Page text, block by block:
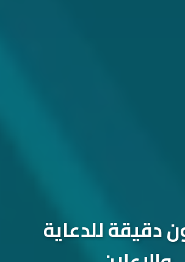
دقيقة للدعاية